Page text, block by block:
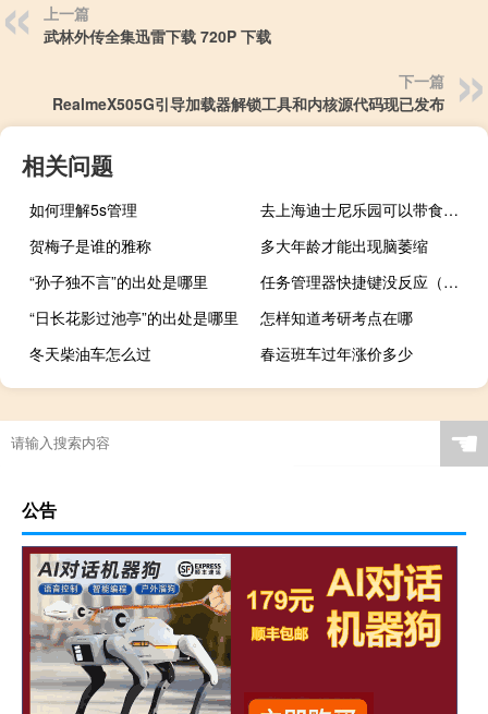
上一篇
武林外传全集迅雷下载 720P 下载
下一篇
RealmeX505G引导加载器解锁工具和内核源代码现已发布
相关问题
如何理解5s管理
去上海迪士尼乐园可以带食物和水吗 上海迪士尼美食价格多少
贺梅子是谁的雅称
多大年龄才能出现脑萎缩
“孙子独不言”的出处是哪里
任务管理器快捷键没反应（任务管理器快捷键xp）
“日长花影过池亭”的出处是哪里
怎样知道考研考点在哪
冬天柴油车怎么过
春运班车过年涨价多少
☚
公告